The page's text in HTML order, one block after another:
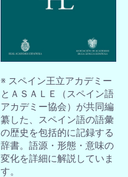
※ スペイン王立アカデミー
とＡＳＡＬＥ（スペイン語
アカデミー協会）が共同編
纂した、スペイン語の語彙
の歴史を包括的に記録する
辞書。語源・形態・意味の
変化を詳細に解説していま
す。